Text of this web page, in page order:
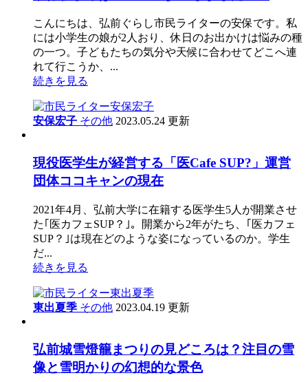
こんにちは、弘前ぐらし市民ライターの安保です。私
には小学生の娘が2人おり、休日のお出かけは悩みの種
の一つ。子どもたちの気分や天候に合わせてどこへ連
れて行こうか、...
続きを見る
安保宏子 その他 2023.05.24 更新
現役医学生が経営する「医Cafe SUP?」運営
団体ココキャンの現在
2021年4月、弘前大学に在籍する医学生5人が開業させ
た｢医カフェSUP？｣。開業から2年がたち、｢医カフェ
SUP？｣は現在どのような姿になっているのか。学生
だ...
続きを見る
東出夏季 その他 2023.04.19 更新
弘前城雪燈籠まつりの見どころは？注目の雪
像と雪明かりの幻想的な景色